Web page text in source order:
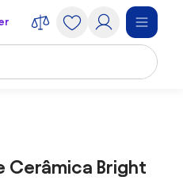
Cerâmica Bright